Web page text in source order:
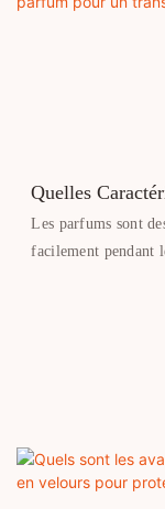
Quelles
Une Boîte À
Sécurité ?
Les parfums sont
facilement pendant